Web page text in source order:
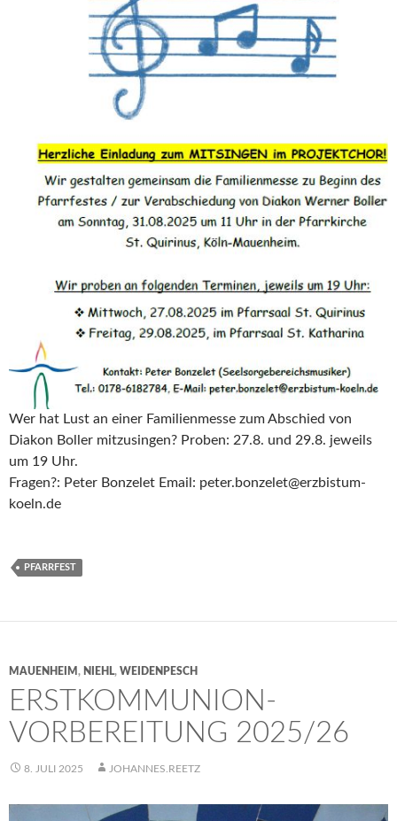
Wer hat Lust an einer Familienmesse zum Abschied von
Diakon Boller mitzusingen? Proben: 27.8. und 29.8. jeweils
um 19 Uhr.
Fragen?: Peter Bonzelet Email: peter.bonzelet@erzbistum-
koeln.de
PFARRFEST
MAUENHEIM , NIEHL, WEIDENPESCH
ERSTKOMMUNION-
VORBEREITUNG 2025/26
8. JULI 2025 JOHANNES.REETZ